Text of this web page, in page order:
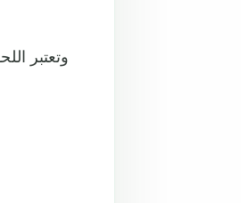
وتعتبر